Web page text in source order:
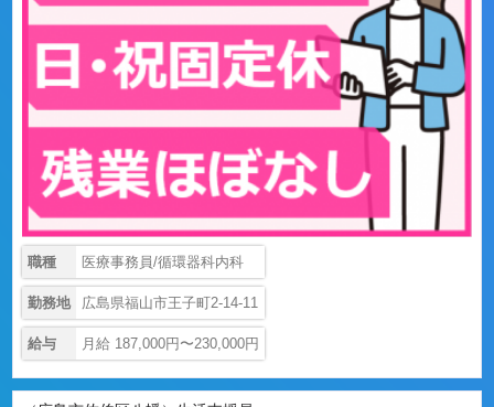
職種 医療事務員/循環器科内科
勤務地 広島県福山市王子町2-14-11
給与 月給 187,000円〜230,000円